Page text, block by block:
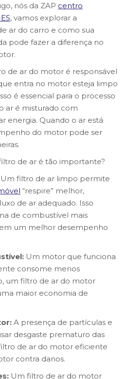
nós da ZAP centro
, vamos explorar a
ar do carro e como sua
pode fazer a diferença no
de ar do motor é responsável
entra no motor esteja limpo
é essencial para o processo
ar é misturado com
energia. Quando o ar está
do motor pode ser
de ar é tão importante?
Um filtro de ar limpo permite
“respire” melhor,
de ar adequado. Isso
de combustível mais
um melhor desempenho
Um motor que funciona
consome menos
um filtro de ar do motor
maior economia de
A presença de partículas e
desgaste prematuro das
de ar do motor eficiente
contra danos.
Um filtro de ar do motor